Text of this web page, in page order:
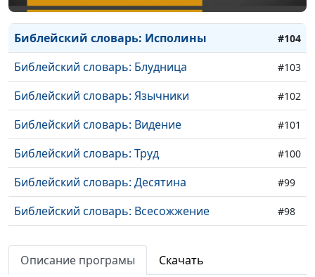
Библейский словарь: Содом и Гоморра #105
Библейский словарь: Исполины #104
Библейский словарь: Блудница #103
Библейский словарь: Язычники #102
Библейский словарь: Видение #101
Библейский словарь: Труд #100
Библейский словарь: Десятина #99
Библейский словарь: Всесожжение #98
Библейский словарь: Жертвенник
Описание програмы Скачать